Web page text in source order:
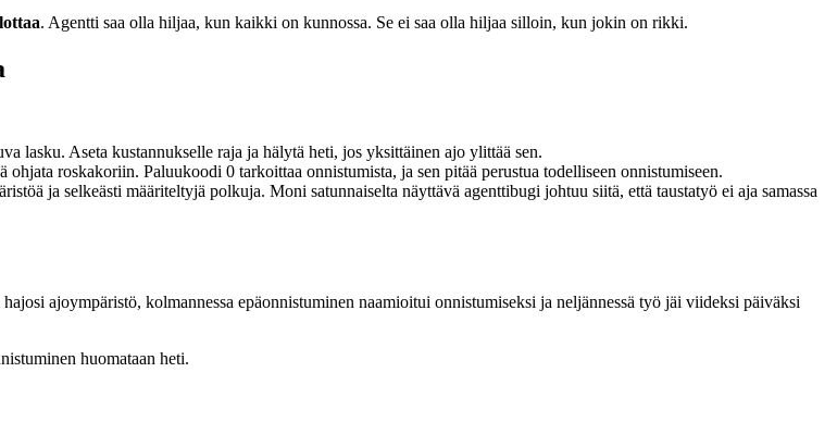
. Agentti saa olla hiljaa, kun kaikki on kunnossa. Se ei saa olla hiljaa silloin, kun jokin on rikki.
lasku. Aseta kustannukselle raja ja hälytä heti, jos yksittäinen ajo ylittää sen.
ohjata roskakoriin. Paluukoodi 0 tarkoittaa onnistumista, ja sen pitää perustua todelliseen onnistumiseen.
ja selkeästi määriteltyjä polkuja. Moni satunnaiselta näyttävä agenttibugi johtuu siitä, että taustatyö ei aja samassa
ajoympäristö, kolmannessa epäonnistuminen naamioitui onnistumiseksi ja neljännessä työ jäi viideksi päiväksi
huomataan heti.